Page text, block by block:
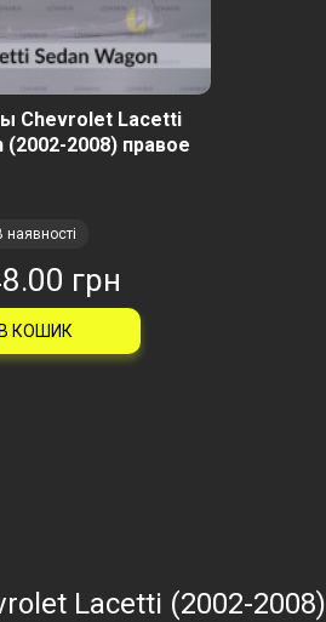
Chevrolet Lacetti
(2002-2008) правое
наявності
грн
В КОШИК
Lacetti (2002-2008)